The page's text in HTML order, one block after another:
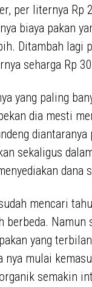
per liternya Rp
biaya pakan
Ditambah lagi
seharga Rp
yang paling
dia mesti
sekaligus
dana
mencari
berbeda. Namun
yang
nya mulai
semakin